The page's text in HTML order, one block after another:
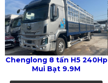
Chenglong 8 tấn H5 240Hp
Mui Bạt 9.9M